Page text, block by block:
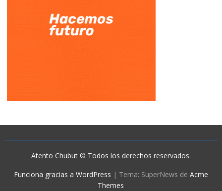
Atento Chubut © Todos los derechos reservados.
Funciona gracias a WordPress | Tema: SuperNews de Acme
Themes